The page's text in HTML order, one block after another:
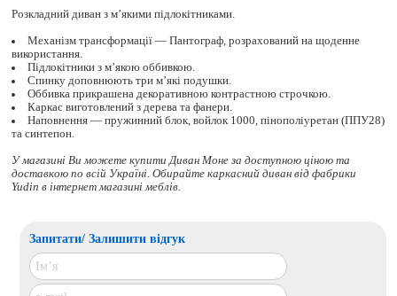
Розкладний диван з м’якими підлокітниками.
Механізм трансформації — Пантограф, розрахований на щоденне
використання.
Підлокітники з м’якою оббивкою.
Спинку доповнюють три м’які подушки.
Оббивка прикрашена декоративною контрастною строчкою.
Каркас виготовлений з дерева та фанери.
Наповнення — пружинний блок, войлок 1000, пінополіуретан (ППУ28)
та синтепон.
У магазині Ви можете купити Диван Моне за доступною ціною та
доставкою по всій Україні. Обирайте каркасний диванвід фабрики
Yudin в інтернет магазині меблів.
Запитати/ Залишити відгук